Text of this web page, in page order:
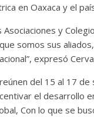
en Oaxaca y el
y
somos sus
expresó
del 15 al 17
el desarrollo
Con lo que se